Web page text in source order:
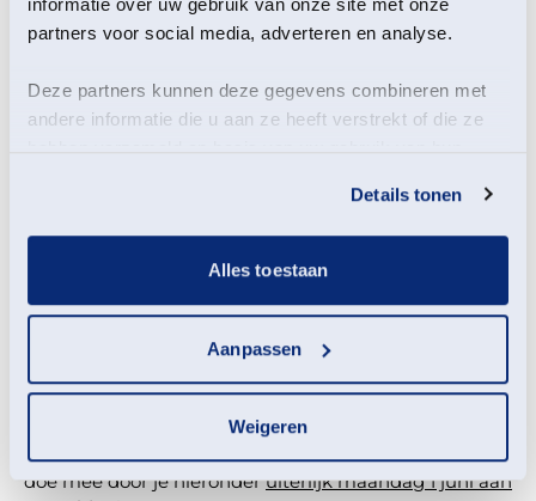
partners voor social media, adverteren en analyse.
Deze partners kunnen deze gegevens combineren met
andere informatie die u aan ze heeft verstrekt of die ze
Details tonen
Alles toestaan
Aanpassen
Weigeren
ouders en opa's en oma's zijn welkom! Ga je mee op
ontdekkingstocht door onze prachtige natuurgebied?
sommige onderdelen moet betaald worden. Door een
stempelkaart aan te schaffen kun je broodjes bakken,
keertje draaien aan het Rad van Fortuin (altijd prijs!)
Deze betaalde stempelkaart (€3,50 per stuk) kan ter
plekke aangeschaft worden.
? Neem je Beschermerspas mee naar het
festival en koop de stempelkaart met korting (€2,50
. Wil je liever ter plekke Beschermer worden en de
stempelkaarten met korting krijgen dan kan dat
Winactie: we geven ook 4 x 2 stempelkaarten weg,
doe mee door je hieronderuiterlijk maandag 1 juni aan